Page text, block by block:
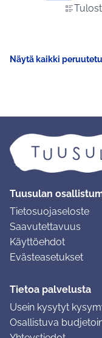
Näytä kaikki
Tuusulan
Tietosuojaseloste
Saavutettavuus
Käyttöehdot
Evästeasetukset
Tietoa palvelusta
Usein kysytyt
Osallistuva